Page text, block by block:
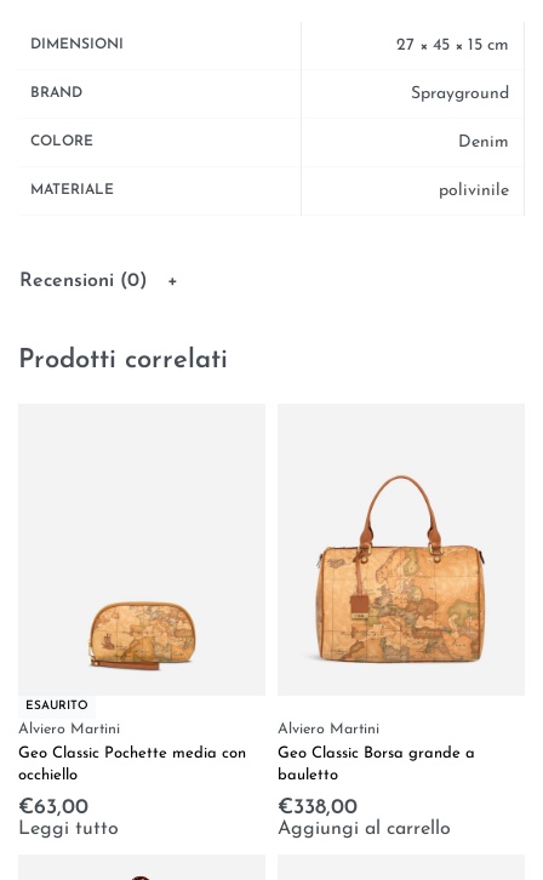
DIMENSIONI 27 × 45 × 15 cm
BRAND Sprayground
COLORE Denim
MATERIALE polivinile
Recensioni (0)
Prodotti correlati
ESAURITO
Alviero Martini
Geo Classic Pochette media con
occhiello
€63,00
Leggi tutto
Alviero Martini
Geo Classic Borsa grande a
bauletto
€338,00
Aggiungi al carrello